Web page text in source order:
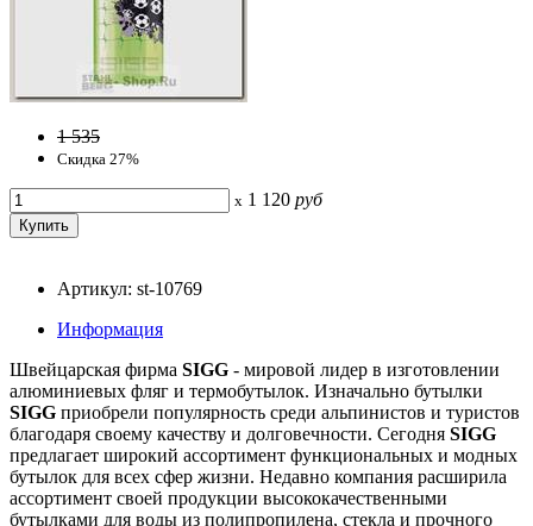
1 535
Скидка 27%
x 1 120 руб
Артикул: st-10769
Информация
Швейцарская фирма SIGG - мировой лидер в изготовлении
алюминиевых фляг и термобутылок. Изначально бутылки
SIGG приобрели популярность среди альпинистов и туристов
благодаря своему качеству и долговечности. Сегодня SIGG
предлагает широкий ассортимент функциональных и модных
бутылок для всех сфер жизни. Недавно компания расширила
ассортимент своей продукции высококачественными
бутылками для воды из полипропилена, стекла и прочного